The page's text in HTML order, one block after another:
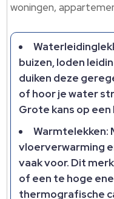
woningen,
buizen, loden
duiken deze
of hoor je water
Grote kans op een
Warmtelekken:
vloerverwarming
vaak voor.​ Dit
of een te hoge
thermografische